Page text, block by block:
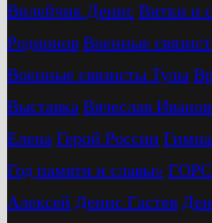
Вилейчик Денис Витки и
Родионов Военные
Военные связисты Тулы
Выставка Вячеслав
Елена Герой России
Год памяти и славы»
Алексей Денис Гастев